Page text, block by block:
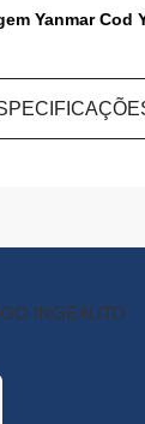
Yanmar Cod